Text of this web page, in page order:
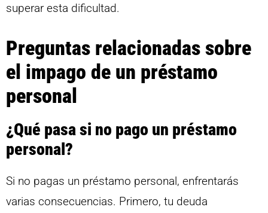
superar esta dificultad.
Preguntas relacionadas sobre
el impago de un préstamo
personal
¿Qué pasa si no pago un préstamo
personal?
Si no pagas un préstamo personal, enfrentarás
varias consecuencias. Primero, tu deuda